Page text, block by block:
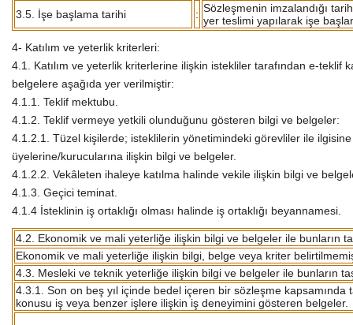
3.5. İşe başlama tarihi
: Sözleşmenin imzalandığı
yer teslimi yapılarak işe
4- Katılım ve yeterlik kriterleri:
4.1. Katılım ve yeterlik kriterlerine ilişkin istekliler tarafından e-teklif
belgelere aşağıda yer verilmiştir:
4.1.1. Teklif mektubu.
4.1.2. Teklif vermeye yetkili olunduğunu gösteren bilgi ve belgeler:
4.1.2.1. Tüzel kişilerde; isteklilerin yönetimindeki görevliler ile
üyelerine/kurucularına ilişkin bilgi ve belgeler.
4.1.2.2. Vekâleten ihaleye katılma halinde vekile ilişkin bilgi ve
4.1.3. Geçici teminat.
4.1.4 İsteklinin iş ortaklığı olması halinde iş ortaklığı beyannamesi.
4.2. Ekonomik ve mali yeterliğe ilişkin bilgi ve belgeler ile bunların
Ekonomik ve mali yeterliğe ilişkin bilgi, belge veya kriter
4.3. Mesleki ve teknik yeterliğe ilişkin bilgi ve belgeler ile bunların
4.3.1. Son on beş yıl içinde bedel içeren bir sözleşme
konusu iş veya benzer işlere ilişkin iş deneyimini gösteren belgeler.